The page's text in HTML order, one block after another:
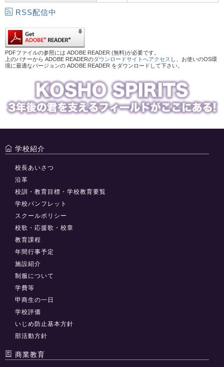
RSS配信中
PDFファイルの参照には ADOBE READER (無料)が必要です。
上のバナーから ADOBE READERのダウンロードサイトへアクセス し、お使いのOS環
境に最適なバージョンの ADOBE READER をダウンロードして下さい。
学校紹介
校長あいさつ
沿革
校訓・教育目標・学校教育要覧
学校パンフレット
スクールポリシー
校歌・応援歌・校章
教育課程
年間行事予定
施設紹介
制服について
学費等
甲商生の一日
学校評価
いじめ防止基本方針
部活動方針
商業教育